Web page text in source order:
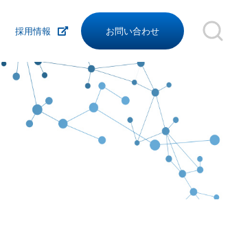
組織図
採用情報 お問い合わせ